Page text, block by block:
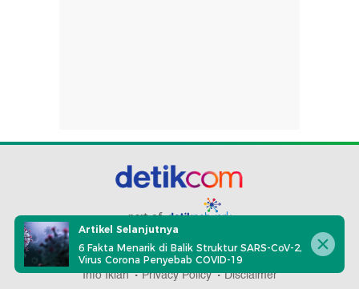
part of
Redaksi Pedoman Media Siber Karir
Kotak Pos
Info Iklan
Privacy Policy Disclaimer
Artikel Selanjutnya
6 Fakta Menarik di Balik Struktur SARS-CoV-2,
Virus Corona Penyebab COVID-19